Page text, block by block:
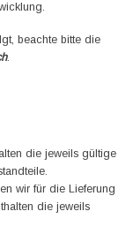
beachte bitte die
.
die jeweils gültige
wir für die Lieferung
die jeweils